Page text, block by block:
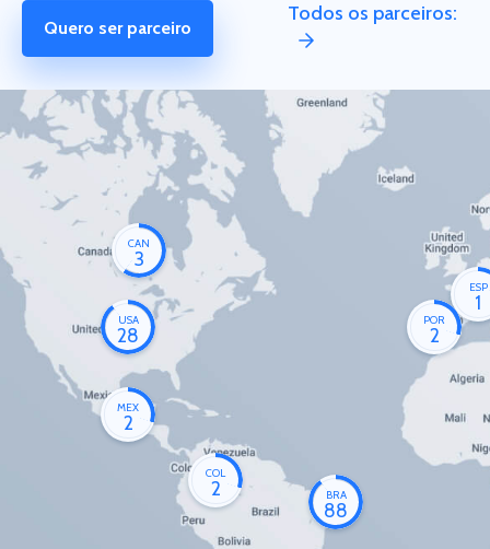
Quero ser parceiro
Todos os parceiros:
CAN
3
USA
28
MEX
2
COL
2 BRA
88
POR
2
ESP
1